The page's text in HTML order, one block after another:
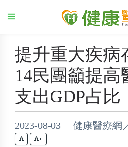
提升重大疾
14民團籲提高
支出GDP占比
2023-08-03 健康醫療網
+